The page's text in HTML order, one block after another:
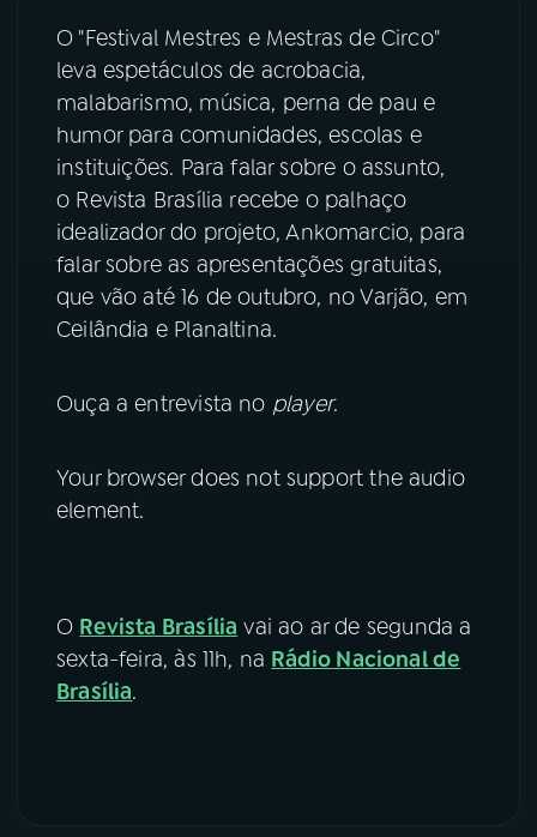
08 FESTIVAL DE MÚSICA
ACOMPANHE A RÁDIO NACIONAL
YouTube Facebook
TikTok
O "Festival Mestres e Mestras de Circo"
leva espetáculos de acrobacia,
malabarismo, música, perna de pau e
humor para comunidades, escolas e
instituições. Para falar sobre o assunto,
o Revista Brasília recebe o palhaço
idealizador do projeto, Ankomarcio, para
falar sobre as apresentações gratuitas,
que vão até 16 de outubro, no Varjão, em
Ceilândia e Planaltina.
Ouça a entrevista no player.
Your browser does not support the audio
element.
O Revista Brasília vai ao ar de segunda a
sexta-feira, às 11h, na Rádio Nacional de
Brasília.